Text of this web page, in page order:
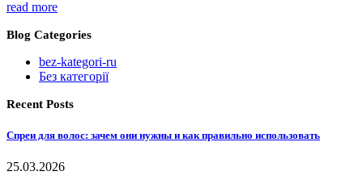
read more
Blog Categories
bez-kategori-ru
Без категорії
Recent Posts
Спреи для волос: зачем они нужны и как правильно использовать
25.03.2026